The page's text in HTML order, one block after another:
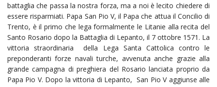
battaglia che passa la nostra forza, ma a noi è lecito chiedere di
essere risparmiati. Papa San Pio V, il Papa che attua il Concilio di
Trento, è il primo che lega formalmente le Litanie alla recita del
Santo Rosario dopo la Battaglia di Lepanto, il 7 ottobre 1571. La
vittoria straordinaria della Lega Santa Cattolica contro le
preponderanti forze navali turche, avvenuta anche grazie alla
grande campagna di preghiera del Rosario lanciata proprio da
Papa Pio V. Dopo la vittoria di Lepanto, San Pio V aggiunse alle